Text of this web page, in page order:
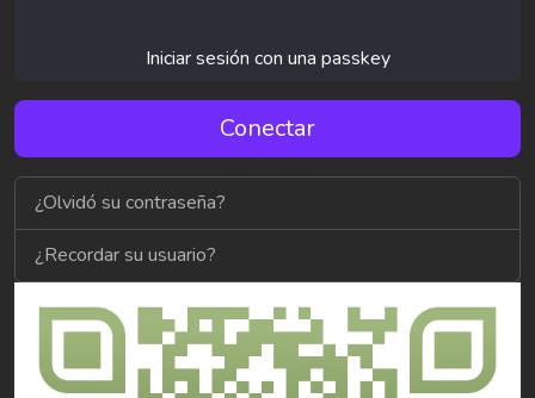
Iniciar sesión con una passkey
Conectar
¿Olvidó su contraseña?
¿Recordar su usuario?